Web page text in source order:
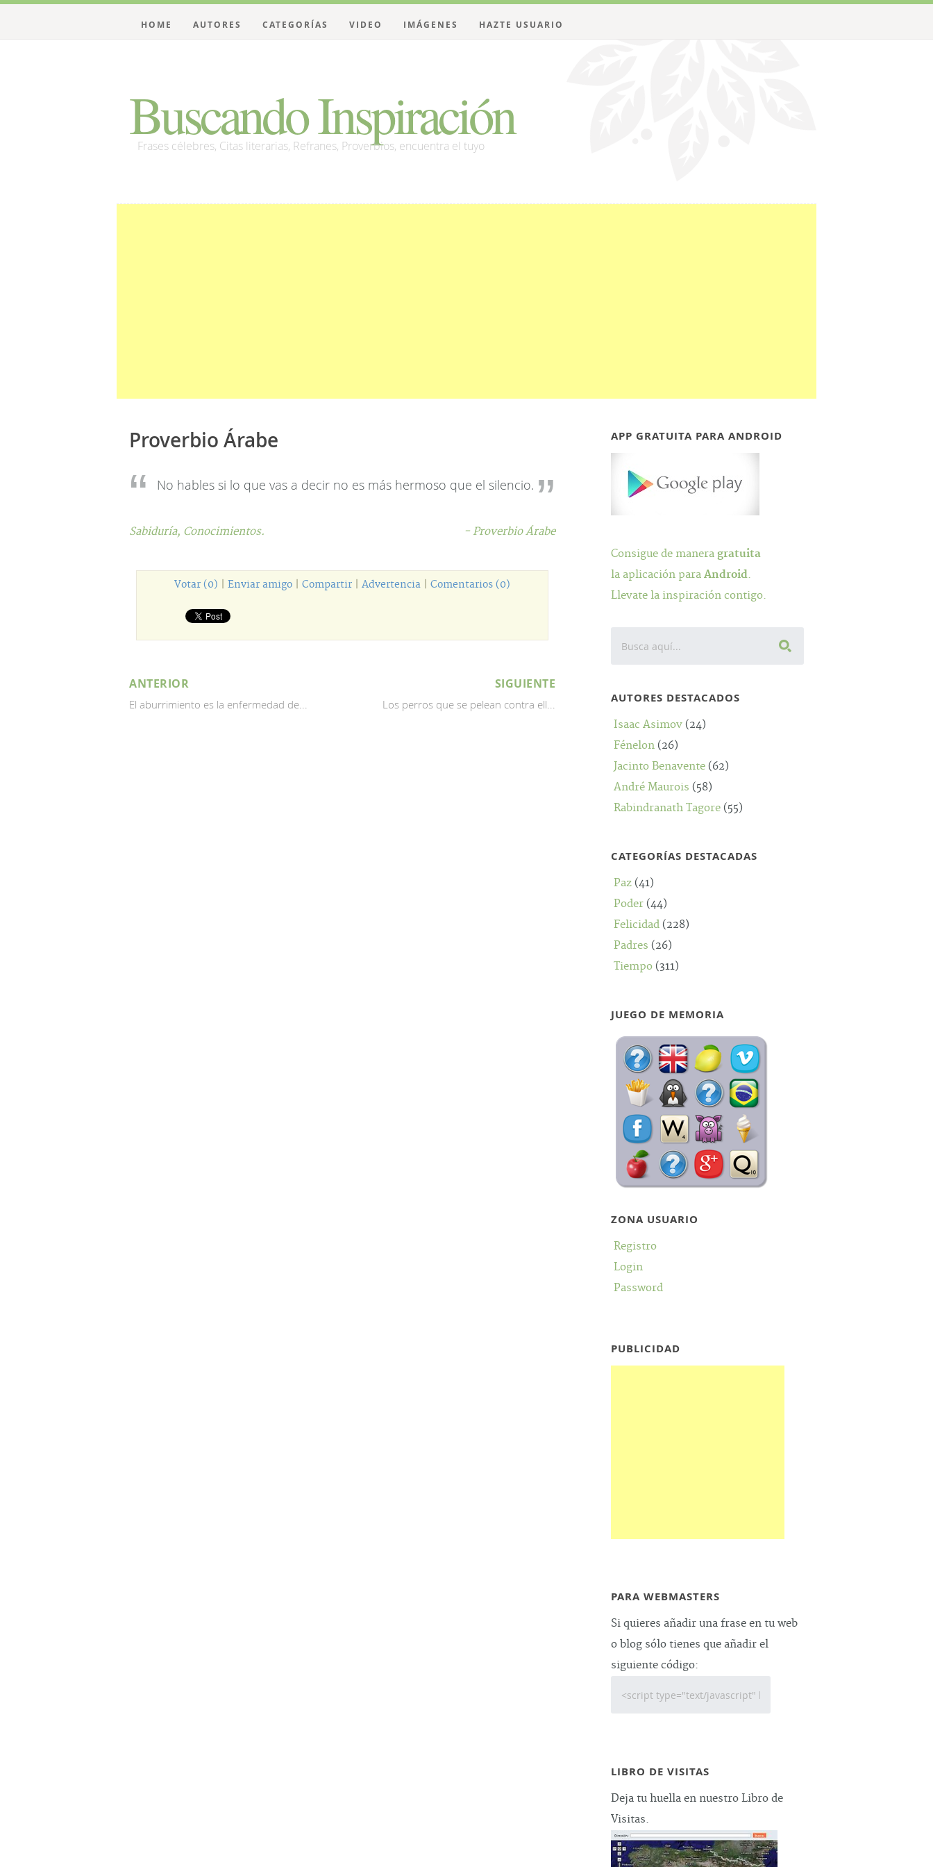
Buscando Inspiración
Frases célebres, Citas literarias, Refranes, Proverbios, encuentra el tuyo
HOME AUTORES CATEGORÍAS VIDEO IMÁGENES HAZTE USUARIO
Proverbio Árabe
No hables si lo que vas a decir no es más hermoso que el silencio.
Sabiduría, Conocimientos. - Proverbio Árabe
Votar (0) Enviar amigo Compartir Advertencia Comentarios (0)
ANTERIOR
El aburrimiento es la enfermedad de...
SIGUIENTE
Los perros que se pelean contra ell...
APP GRATUITA PARA ANDROID
Consigue de maneragratuita
la aplicación paraAndroid.
Llevate la inspiración contigo.
AUTORES DESTACADOS
Isaac Asimov (24)
Fénelon (26)
Jacinto Benavente (62)
André Maurois (58)
Rabindranath Tagore (55)
CATEGORÍAS DESTACADAS
Paz (41)
Poder (44)
Felicidad (228)
Padres (26)
Tiempo (311)
JUEGO DE MEMORIA
ZONA USUARIO
Registro
Login
Password
PUBLICIDAD
PARA WEBMASTERS
Si quieres añadir una frase en tu web
o blog sólo tienes que añadir el
siguiente código:
LIBRO DE VISITAS
Deja tu huella en nuestro Libro de
Visitas.